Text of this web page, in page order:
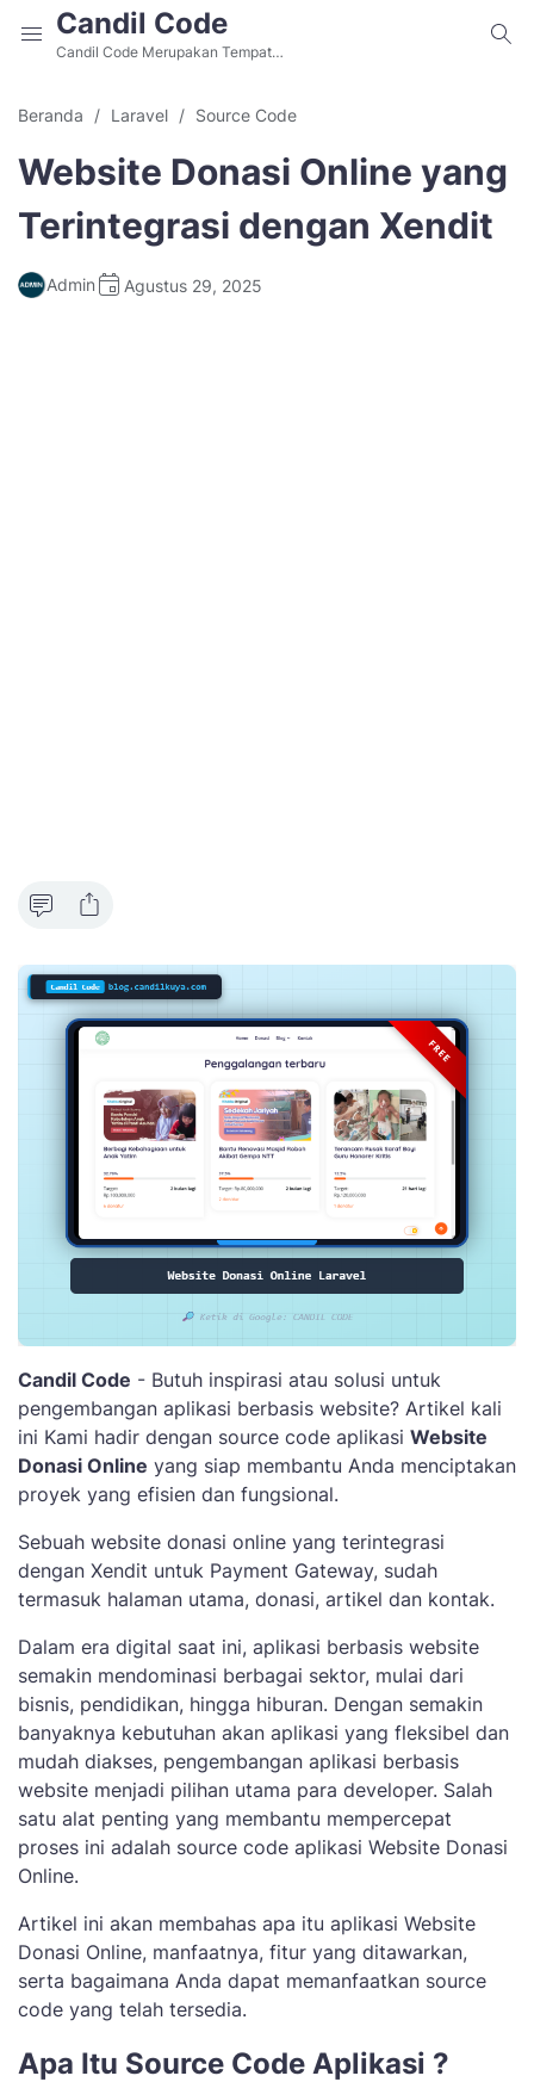
Candil Code
Candil Code Merupakan Tempat
PHP dan Aplikasi Berbasis Website
Beranda Laravel Source Code
Website Donasi Online yang
Terintegrasi dengan Xendit
Admin Agustus 29, 2025
Candil Code - Butuh inspirasi atau solusi untuk
pengembangan aplikasi berbasis website? Artikel kali
ini Kami hadir dengan source code aplikasi Website
Donasi Online yang siap membantu Anda menciptakan
proyek yang efisien dan fungsional.
Sebuah website donasi online yang terintegrasi
dengan Xendit untuk Payment Gateway, sudah
termasuk halaman utama, donasi, artikel dan kontak.
Dalam era digital saat ini, aplikasi berbasis website
semakin mendominasi berbagai sektor, mulai dari
bisnis, pendidikan, hingga hiburan. Dengan semakin
banyaknya kebutuhan akan aplikasi yang fleksibel dan
mudah diakses, pengembangan aplikasi berbasis
website menjadi pilihan utama para developer. Salah
satu alat penting yang membantu mempercepat
proses ini adalah source code aplikasi Website Donasi
Online.
Artikel ini akan membahas apa itu aplikasi Website
Donasi Online, manfaatnya, fitur yang ditawarkan,
serta bagaimana Anda dapat memanfaatkan source
code yang telah tersedia.
Apa Itu Source Code Aplikasi ?